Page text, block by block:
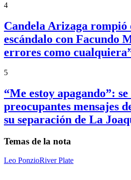
4
Candela Arizaga rompió
escándalo con Facundo
errores como
5
“Me estoy apagando”:
preocupantes mensajes
su separación de La
Temas de la nota
Leo PonzioRiver Plate